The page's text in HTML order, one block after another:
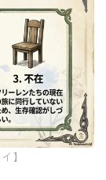
】